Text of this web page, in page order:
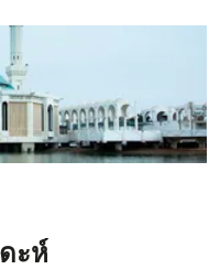
ะห์